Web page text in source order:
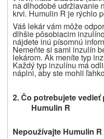
na dlhodobé udržiavanie
krvi. Humulin R je rýchlo
Váš lekár vám môže
dlhšie pôsobiacim
nájdete inú písomnú
Nemeňte si sami inzulín
lekárom. Ak meníte typ
Každý typ inzulínu má
náplni, aby ste mohli
2. Čo potrebujete
Humulin R
Nepoužívajte Humulin R